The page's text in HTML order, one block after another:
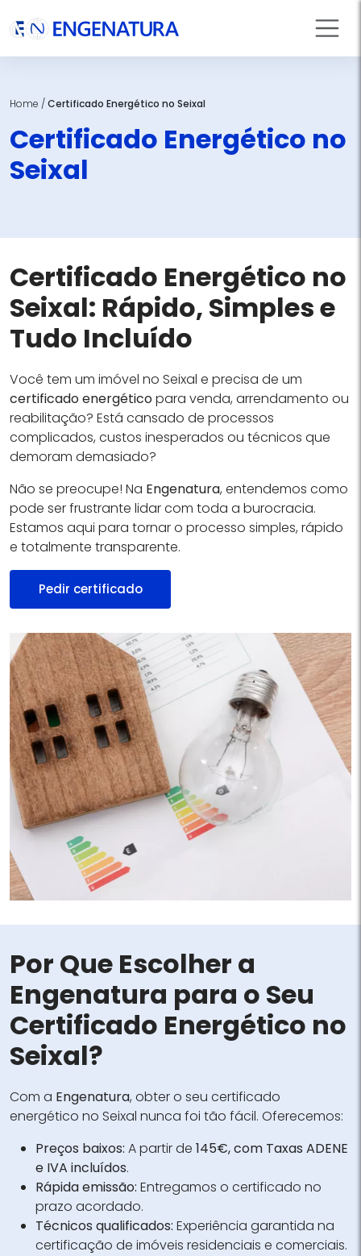
Home /Certificado Energético no Seixal
Certificado Energético no
Seixal
Certificado Energético no
Seixal: Rápido, Simples e
Tudo Incluído
Você tem um imóvel no Seixal e precisa de um
certificado energéticopara venda, arrendamento ou
reabilitação? Está cansado de processos
complicados, custos inesperados ou técnicos que
demoram demasiado?
Não se preocupe! Na Engenatura, entendemos como
pode ser frustrante lidar com toda a burocracia.
Estamos aqui para tornar o processo simples, rápido
e totalmente transparente.
Pedir certificado
Por Que Escolher a
Engenatura para o Seu
Certificado Energético no
Seixal?
Com a Engenatura, obter o seu certificado
energético no Seixal nunca foi tão fácil. Oferecemos:
Preços baixos: A partir de 145€, com Taxas ADENE
e IVA incluídos.
Rápida emissão: Entregamos o certificado no
prazo acordado.
Técnicos qualificados: Experiência garantida na
certificação de imóveis residenciais e comerciais.